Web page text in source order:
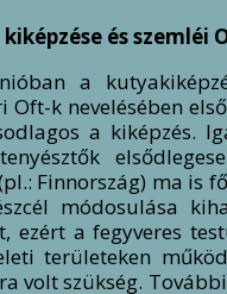
és szemléi
a
Oft-k nevelésében
a kiképzés.
Finnország) ma is
módosulása
ezért a fegyveres
területeken
volt szükség.